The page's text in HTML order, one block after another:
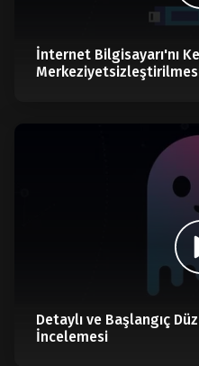
İnternet Bilgisayarı'nı
Detaylı ve Başlangıç
İncelemesi